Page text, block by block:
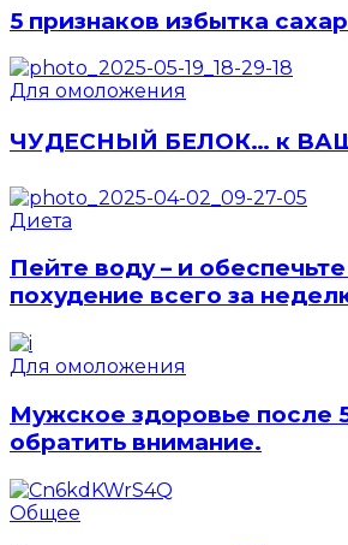
5 признаков избытка
Для омоложения
ЧУДЕСНЫЙ БЕЛОК… к
Диета
Пейте воду – и
похудение всего за
Для омоложения
Мужское здоровье после
обратить внимание.
Общее